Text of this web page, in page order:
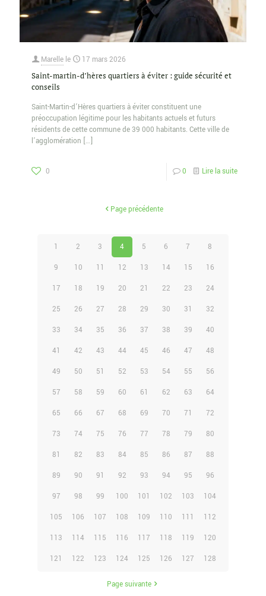
Marelle le 17 mars 2026
Saint-martin-d’hères quartiers à éviter : guide sécurité et
conseils
Saint-Martin-d’Hères quartiers à éviter constituent une
préoccupation légitime pour les habitants actuels et futurs
résidents de cette commune de 39 000 habitants. Cette ville de
l’agglomération […]
0 0 Lire la suite
Page précédente
1 2 3 4 5 6 7 8
9 10 11 12 13 14 15 16
17 18 19 20 21 22 23 24
25 26 27 28 29 30 31 32
33 34 35 36 37 38 39 40
41 42 43 44 45 46 47 48
49 50 51 52 53 54 55 56
57 58 59 60 61 62 63 64
65 66 67 68 69 70 71 72
73 74 75 76 77 78 79 80
81 82 83 84 85 86 87 88
89 90 91 92 93 94 95 96
97 98 99 100 101 102 103 104
105 106 107 108 109 110 111 112
113 114 115 116 117 118 119 120
121 122 123 124 125 126 127 128
Page suivante